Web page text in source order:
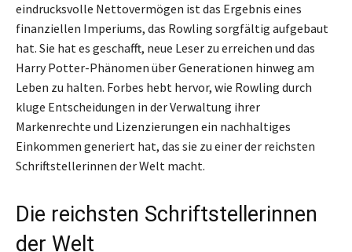
eindrucksvolle Nettovermögen ist das Ergebnis eines
finanziellen Imperiums, das Rowling sorgfältig aufgebaut
hat. Sie hat es geschafft, neue Leser zu erreichen und das
Harry Potter-Phänomen über Generationen hinweg am
Leben zu halten. Forbes hebt hervor, wie Rowling durch
kluge Entscheidungen in der Verwaltung ihrer
Markenrechte und Lizenzierungen ein nachhaltiges
Einkommen generiert hat, das sie zu einer der reichsten
Schriftstellerinnen der Welt macht.
Die reichsten Schriftstellerinnen
der Welt